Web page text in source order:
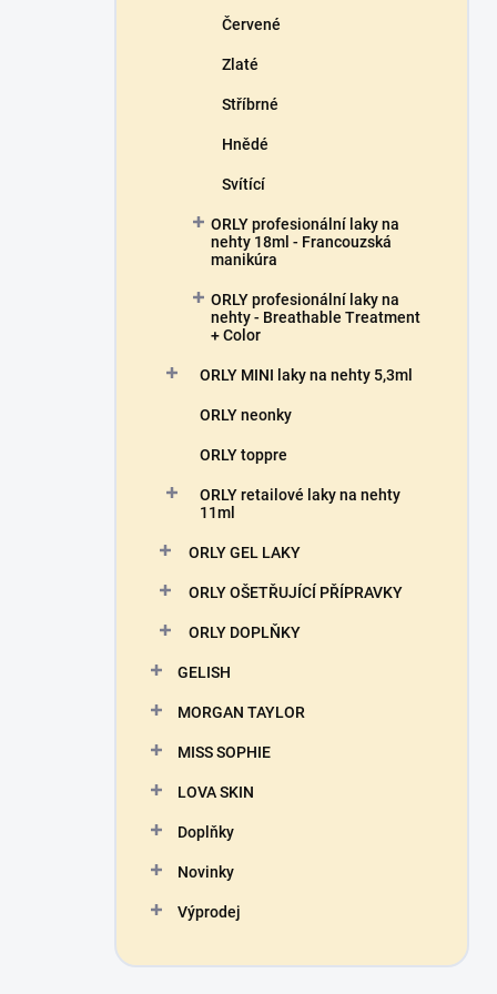
Červené
Zlaté
Stříbrné
Hnědé
Svítící
ORLY profesionální laky na
nehty 18ml - Francouzská
manikúra
ORLY profesionální laky na
nehty - Breathable Treatment
+ Color
ORLY MINI laky na nehty 5,3ml
ORLY neonky
ORLY toppre
ORLY retailové laky na nehty
11ml
ORLY GEL LAKY
ORLY OŠETŘUJÍCÍ PŘÍPRAVKY
ORLY DOPLŇKY
GELISH
MORGAN TAYLOR
MISS SOPHIE
LOVA SKIN
Doplňky
Novinky
Výprodej